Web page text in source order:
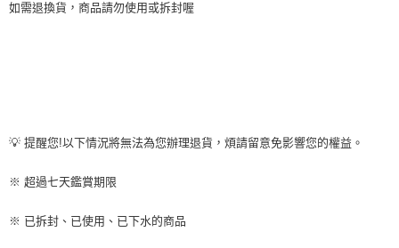
如需退換貨，商品請勿使用或拆封喔
💡 提醒您!以下情況將無法為您辦理退貨，煩請留意免影響您的權益。
※ 超過七天鑑賞期限
※ 已拆封、已使用、已下水的商品